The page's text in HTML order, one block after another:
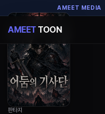
AMEET MEDIA
AMEET TOON
판타지